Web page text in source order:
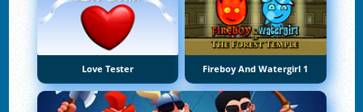
Love Tester Fireboy And Watergirl 1